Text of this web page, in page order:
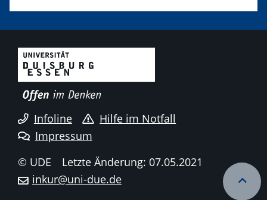
Infoline
Hilfe im Notfall
Impressum
© UDE
Letzte Änderung: 07.05.2021
inkur@uni-due.de